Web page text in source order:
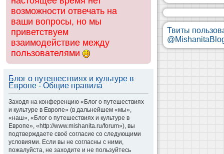
возможности отвечать на
ваши вопросы, но мы
приветствуем
взаимодействие между
пользователями
Блог о путешествиях и культуре в
Европе - Общие правила
Заходя на конференцию «Блог о путешествиях
и культуре в Европе» (в дальнейшем «мы»,
«наш», «Блог о путешествиях и культуре в
Европе», «http://www.mishanita.ru/forum»), вы
подтверждаете своё согласие со следующими
условиями. Если вы не согласны с ними,
пожалуйста, не заходите и не пользуйтесь
Твиты